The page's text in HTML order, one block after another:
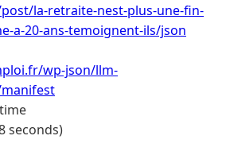
la-retraite-nest-plus-une-fin-
a-20-ans-temoignent-ils/json
wp-json/llm-
seconds)